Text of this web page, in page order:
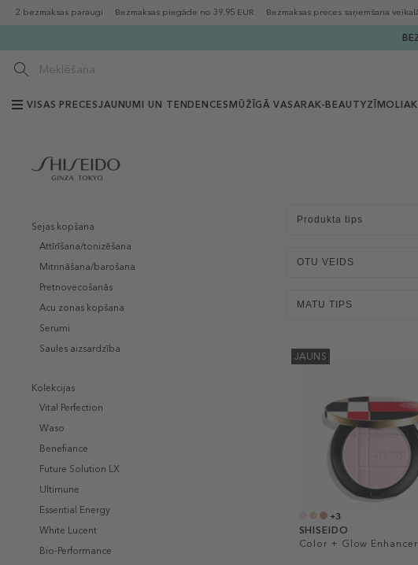
2 bezmaksas paraugi Bezmaksas piegāde no 39.95 EUR Bezmaksas preces saņemšana
VISAS PRECESJAUNUMI UN TENDENCES MŪŽĪGĀ VASARAK-BEAUTYZĪMOLI
Sejas kopšana
Attīrīšana/tonizēšana
Mitrināšana/barošana
Pretnovecošanās
Acu zonas kopšana
Serumi
Saules aizsardzība
Kolekcijas
Vital Perfection
Waso
Benefiance
Future Solution LX
Ultimune
Essential Energy
White Lucent
Bio-Performance
Produkta tips
OTU VEIDS
MATU TIPS
JAUNS
+3
SHISEIDO
Color + Glow Enhancer